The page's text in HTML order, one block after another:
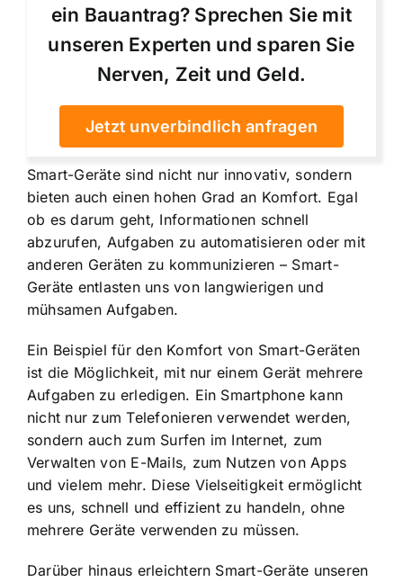
ein Bauantrag? Sprechen Sie mit
unseren Experten und sparen Sie
Nerven, Zeit und Geld.
Jetzt unverbindlich anfragen
Smart-Geräte sind nicht nur innovativ, sondern
bieten auch einen hohen Grad an Komfort. Egal
ob es darum geht, Informationen schnell
abzurufen, Aufgaben zu automatisieren oder mit
anderen Geräten zu kommunizieren – Smart-
Geräte entlasten uns von langwierigen und
mühsamen Aufgaben.
Ein Beispiel für den Komfort von Smart-Geräten
ist die Möglichkeit, mit nur einem Gerät mehrere
Aufgaben zu erledigen. Ein Smartphone kann
nicht nur zum Telefonieren verwendet werden,
sondern auch zum Surfen im Internet, zum
Verwalten von E-Mails, zum Nutzen von Apps
und vielem mehr. Diese Vielseitigkeit ermöglicht
es uns, schnell und effizient zu handeln, ohne
mehrere Geräte verwenden zu müssen.
Darüber hinaus erleichtern Smart-Geräte unseren